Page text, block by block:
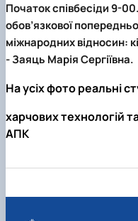
Початок співбесіди 9-
обов’язкової
міжнародних відносин:
- Заяць Марія Сергіївна.
На усіх фото реальні
харчових технологій
АПК